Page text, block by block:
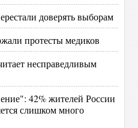
доверять выборам
протесты медиков
несправедливым
42% жителей России
слишком много